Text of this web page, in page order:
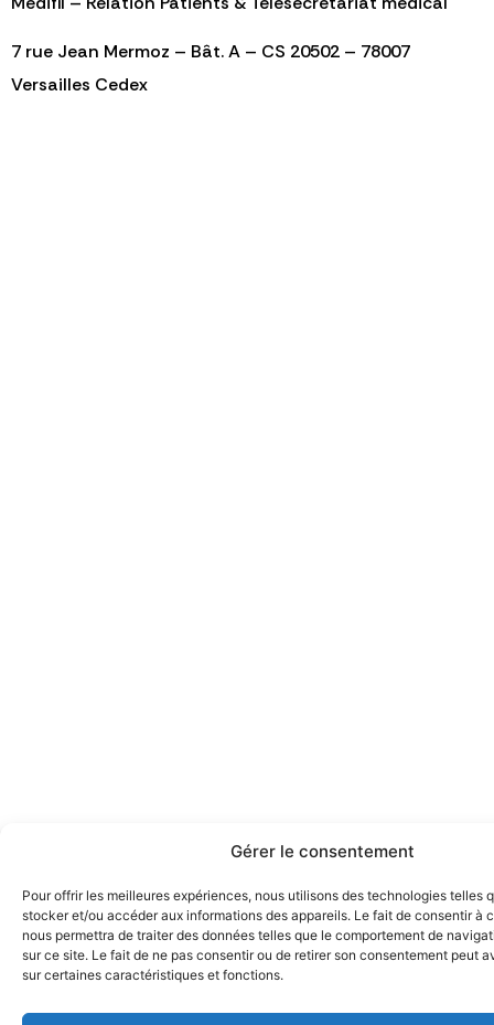
Gérer le consentement
Pour offrir les meilleures expériences, nous utilisons des technologies telles
stocker et/ou accéder aux informations des appareils. Le fait de consentir à
nous permettra de traiter des données telles que le comportement de
sur ce site. Le fait de ne pas consentir ou de retirer son consentement peut
sur certaines caractéristiques et fonctions.
7 rue Jean Mermoz – Bât. A – CS 20502 – 78007
Versailles Cedex